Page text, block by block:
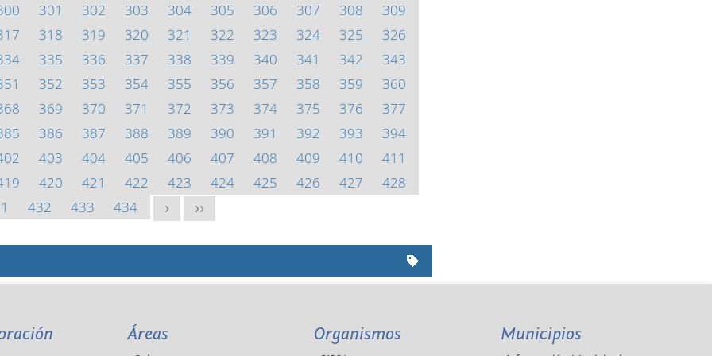
301 302 303 304 305 306 307 308
309
318 319 320 321 322 323 324 325
326
335 336 337 338 339 340 341 342
343
352 353 354 355 356 357 358 359
360
369 370 371 372 373 374 375 376
377
386 387 388 389 390 391 392 393
394
403 404 405 406 407 408 409 410
411
420 421 422 423 424 425 426 427
428
432 433 434 > >>
Áreas Organismos Municipios